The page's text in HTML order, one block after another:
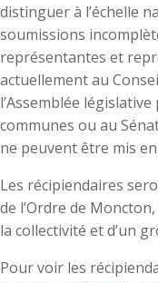
distinguer à l’échelle
soumissions
représentantes et
actuellement au
l’Assemblée
communes ou au
ne peuvent être mis
Les récipiendaires
de l’Ordre de
la collectivité et d’un
Pour voir les